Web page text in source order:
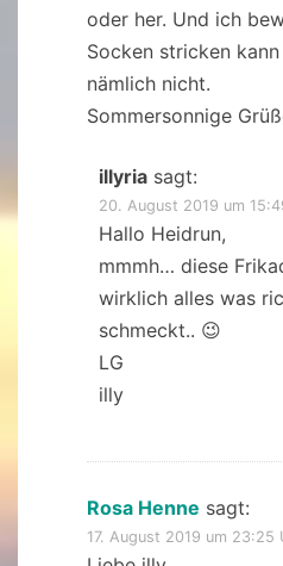
oder her. Und ich
Socken stricken
nämlich nicht.
Sommersonnige
illyria sagt:
20. August 2019 um
Hallo Heidrun,
mmmh… diese
wirklich alles was
schmeckt.. 😉
LG
illy
Rosa Henne sagt:
17. August 2019 um 23:25